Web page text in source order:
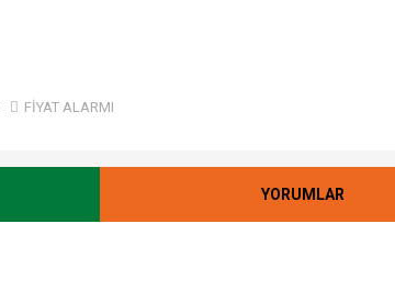
FİYAT ALARMI
YORUMLAR